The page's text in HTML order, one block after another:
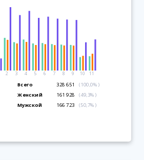
2 3 4 5 6 7 8 9 10 11
Всего 328 651
(100,0%)
Женский
161 928
(49,3%)
Мужской
166 723 (50,7%)